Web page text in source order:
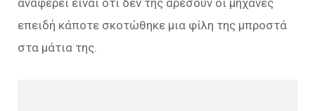
αναφέρει είναι ότι δεν της αρέσουν οι μηχανές
επειδή κάποτε σκοτώθηκε μια φίλη της μπροστά
στα μάτια της.